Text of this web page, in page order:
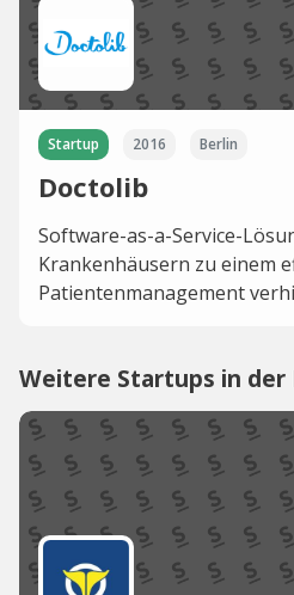
Startup 2016 Berlin
Doctolib
Software-as-a-Service-
Krankenhäusern zu einem
Patientenmanagement
Weitere Startups in